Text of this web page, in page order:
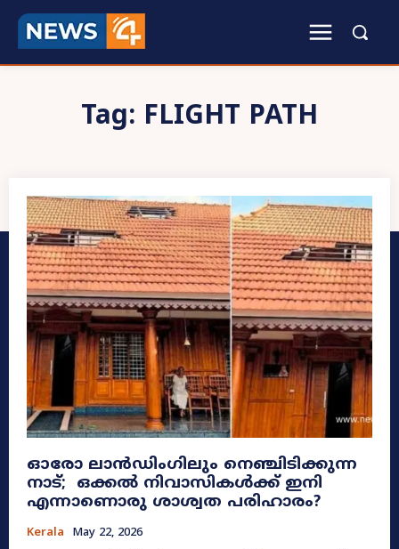
Tag: FLIGHT PATH
ഓരോ ലാൻഡിംഗിലും നെഞ്ചിടിക്കുന്ന
നാട്; ഒക്കൽ നിവാസികൾക്ക് ഇനി
എന്നാണൊരു ശാശ്വത പരിഹാരം?
Kerala May 22, 2026